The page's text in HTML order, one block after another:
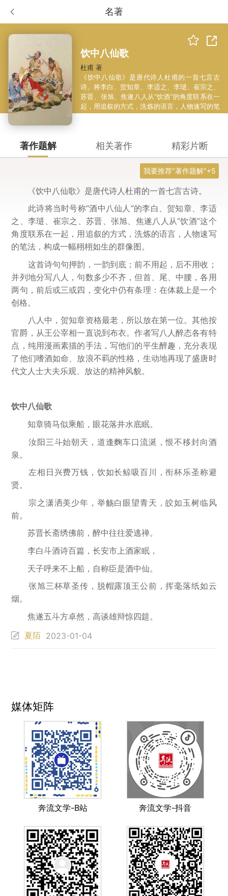
名著
饮中八仙歌
杜甫 著
《饮中八仙歌》是唐代诗人杜甫的一首七言古
诗。将李白、贺知章、李适之、李琎、崔宗之、
苏晋、张旭、焦遂八人从“饮酒”的角度联系在一
起，用追叙的方式，洗炼的语言，人物速写的笔
著作题解 相关著作 精彩片断
我要推荐"著作题解"+5
《饮中八仙歌》是唐代诗人杜甫的一首七言古诗。
此诗将当时号称“酒中八仙人”的李白、贺知章、李适
之、李琎、崔宗之、苏晋、张旭、焦遂八人从“饮酒”这个
角度联系在一起，用追叙的方式，洗炼的语言，人物速写
的笔法，构成一幅栩栩如生的群像图。
这首诗句句押韵，一韵到底；前不用起，后不用收；
并列地分写八人，句数多少不齐，但首、尾、中腰，各用
两句，前后或三或四，变化中仍有条理：在体裁上是一个
创格。
八人中，贺知章资格最老，所以放在第一位。其他按
官爵，从王公宰相一直说到布衣。作者写八人醉态各有特
点，纯用漫画素描的手法，写他们的平生醉趣，充分表现
了他们嗜酒如命、放浪不羁的性格，生动地再现了盛唐时
代文人士大夫乐观、放达的精神风貌。
饮中八仙歌
知章骑马似乘船，眼花落井水底眠。
汝阳三斗始朝天，道逢麴车口流涎，恨不移封向酒
泉。
左相日兴费万钱，饮如长鲸吸百川，衔杯乐圣称避
贤。
宗之潇洒美少年，举觞白眼望青天，皎如玉树临风
前。
苏晋长斋绣佛前，醉中往往爱逃禅。
李白斗酒诗百篇，长安市上酒家眠，
天子呼来不上船，自称臣是酒中仙。
张旭三杯草圣传，脱帽露顶王公前，挥毫落纸如云
烟。
焦遂五斗方卓然，高谈雄辩惊四筵。
夏陌 2023-01-04
媒体矩阵
奔流文学-B站 奔流文学-抖音